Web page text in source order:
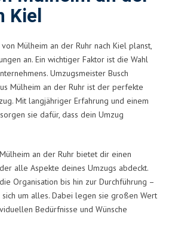
Kiel
Mülheim an der Ruhr nach Kiel planst,
an. Ein wichtiger Faktor ist die Wahl
Umzugsmeister Busch
Mülheim an der Ruhr ist der perfekte
Mit langjähriger Erfahrung und einem
sie dafür, dass dein Umzug
an der Ruhr bietet dir einen
alle Aspekte deines Umzugs abdeckt.
Organisation bis hin zur Durchführung –
um alles. Dabei legen sie großen Wert
Bedürfnisse und Wünsche